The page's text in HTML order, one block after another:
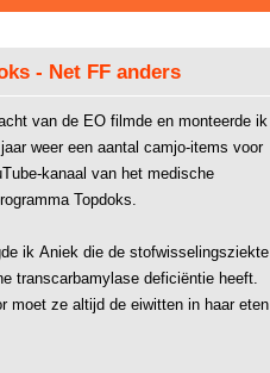
- Net FF anders
van de EO filmde en monteerde ik
weer een aantal camjo-items voor
kanaal van het medische
Topdoks.
ik Aniek die de stofwisselingsziekte
transcarbamylase deficiëntie heeft.
moet ze altijd de eiwitten in haar eten